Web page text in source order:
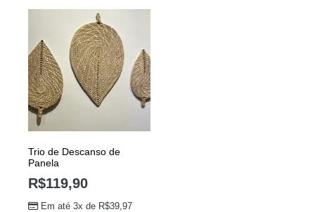
Trio de Descanso de
Panela
R$119,90
Em até 3x de R$39,97